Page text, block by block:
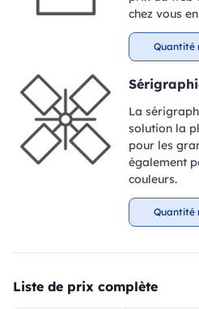
chez vous
Quantité
La
solution la
pour les
également
couleurs.
Quantité
Liste de prix complète